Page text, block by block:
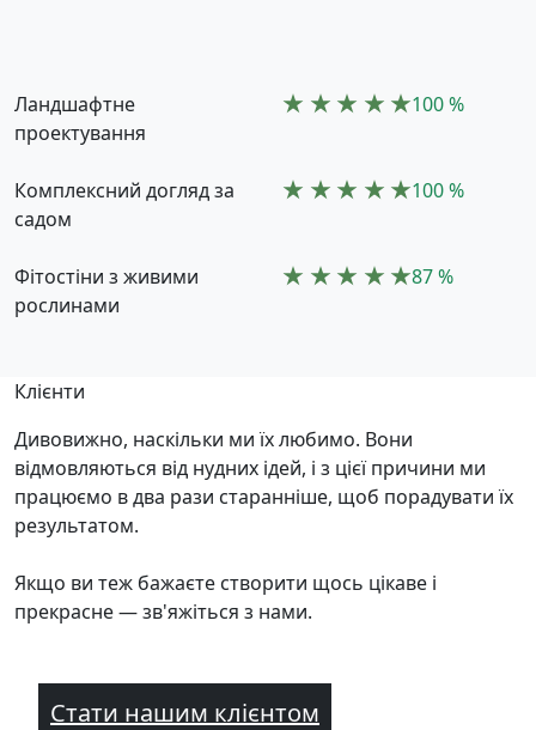
Ландшафтне
проектування
100 %
Комплексний догляд за
садом
100 %
Фітостіни з живими
рослинами
87 %
Клієнти
Дивовижно, наскільки ми їх любимо. Вони
відмовляються від нудних ідей, і з цієї причини ми
працюємо в два рази старанніше, щоб порадувати їх
результатом.
Якщо ви теж бажаєте створити щось цікаве і
прекрасне — зв'яжіться з нами.
Стати нашим клієнтом